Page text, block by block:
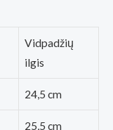
Vidpadžių
ilgis
24,5 cm
25,5 cm